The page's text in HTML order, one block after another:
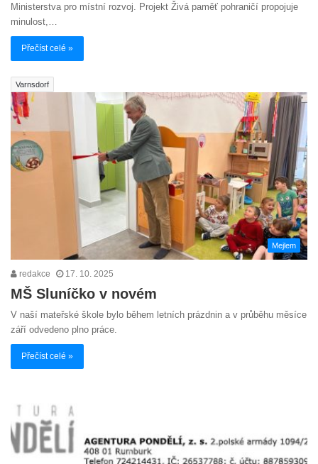
Ministerstva pro místní rozvoj. Projekt Živá paměť pohraničí propojuje
minulost,…
Přečíst celé »
Varnsdorf
Mejlem
redakce 17. 10. 2025
MŠ Sluníčko v novém
V naší mateřské škole bylo během letních prázdnin a v průběhu měsíce
září odvedeno plno práce.
Přečíst celé »